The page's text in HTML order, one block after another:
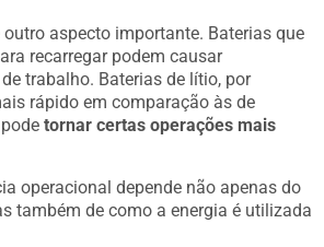
outro aspecto importante. Baterias que
recarregar podem causar
trabalho. Baterias de lítio, por
rápido em comparação às de
podetornar certas operações mais
operacional depende não apenas do
também de como a energia é utilizada